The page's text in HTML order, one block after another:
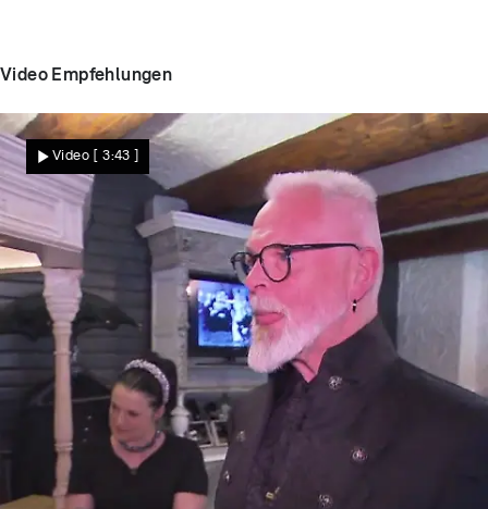
Video Empfehlungen
Video [ 3:43 ]